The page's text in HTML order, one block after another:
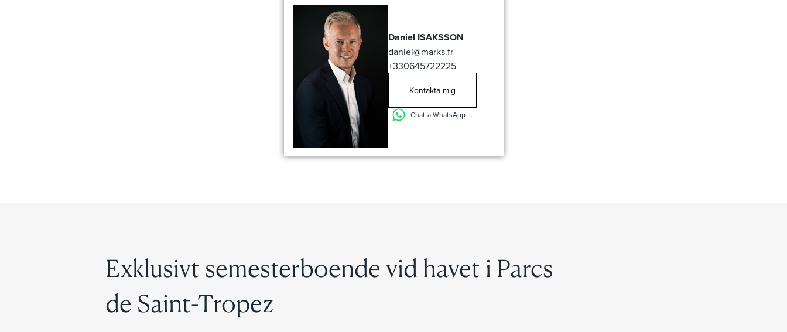
Daniel ISAKSSON
daniel@marks.fr
+330645722225
Kontakta mig
Chatta WhatsApp ...
Exklusivt semesterboende vid havet i Parcs
de Saint-Tropez